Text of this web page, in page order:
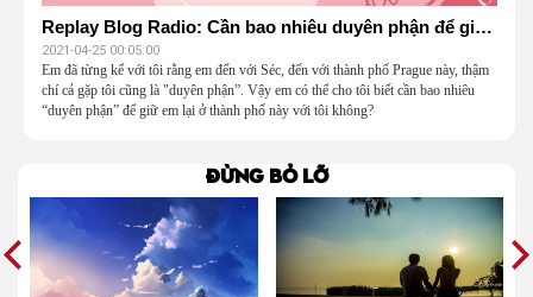
Replay Blog Radio: Cần bao nhiêu duyên phận để giữ em lại nơi đây?
2021-04-25 00:05:00
Em đã từng kể với tôi rằng em đến với Séc, đến với thành phố Prague này, thậm
chí cả gặp tôi cũng là "duyên phận”. Vậy em có thể cho tôi biết cần bao nhiêu
“duyên phận” để giữ em lại ở thành phố này với tôi không?
Đừng bỏ lỡ